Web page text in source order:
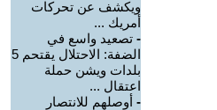
ويكشف عن تحركات
أمريك ...
- تصعيد واسع في
الضفة: الاحتلال يقتحم 5
بلدات ويشن حملة
اعتقال ...
- أوصلهم للانتصار